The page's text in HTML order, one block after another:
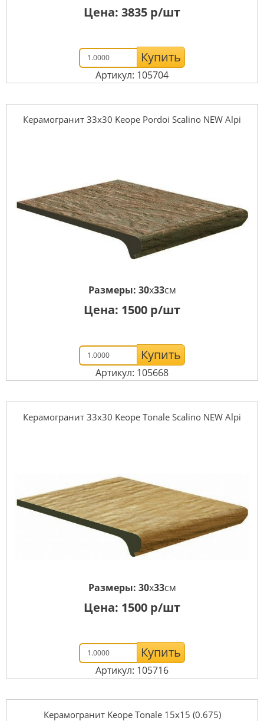
Цена: 3835 р/шт
Купить
Артикул: 105704
Керамогранит 33x30 Keope Pordoi Scalino NEW Alpi
Размеры: 30x33см
Цена: 1500 р/шт
Купить
Артикул: 105668
Керамогранит 33x30 Keope Tonale Scalino NEW Alpi
Размеры: 30x33см
Цена: 1500 р/шт
Купить
Артикул: 105716
Керамогранит Keope Tonale 15x15 (0.675)